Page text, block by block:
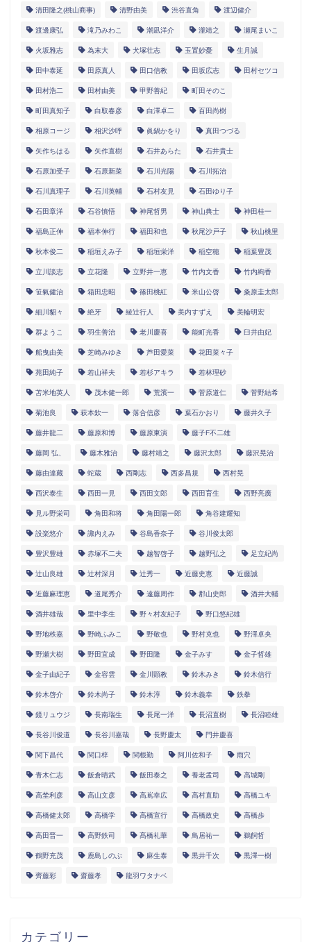
清田隆之(桃山商事) 清野由美 渋谷直角 渡辺健介
渡邊康弘 滝乃みわこ 潮凪洋介 瀧靖之 瀬尾まいこ
火坂雅志 為末大 犬塚壮志 玉置妙憂 生月誠
田中泰延 田原真人 田口信教 田坂広志 田村セツコ
田村浩二 田村由美 甲野善紀 町田そのこ
町田真知子 白取春彦 白澤卓二 百田尚樹
相原コージ 相沢沙呼 眞鍋かをり 真田つづる
矢作ちはる 矢作直樹 石井あらた 石井貴士
石原加受子 石原新菜 石川光陽 石川拓治
石川真理子 石川英輔 石村友見 石田ゆり子
石田章洋 石谷慎悟 神尾哲男 神山典士 神田桂一
福島正伸 福本伸行 福田和也 秋尾沙戸子 秋山桃里
秋本俊二 稲垣えみ子 稲垣栄洋 稲空穂 稲葉豊茂
立川談志 立花隆 立野井一恵 竹内文香 竹内絢香
笹氣健治 箱田忠昭 篠田桃紅 米山公啓 粂原圭太郎
細川貂々 絶牙 綾辻行人 美内すずえ 美輪明宏
群ようこ 羽生善治 老川慶喜 能町光香 臼井由妃
船曳由美 芝崎みゆき 芦田愛菜 花田菜々子
苑田純子 若山祥夫 若杉アキラ 若林理砂
苫米地英人 茂木健一郎 荒濱一 菅原道仁 菅野結希
菊池良 萩本欽一 落合信彦 葉石かおり 藤井久子
藤井龍二 藤原和博 藤原東演 藤子F不二雄
藤岡 弘、 藤木雅治 藤村靖之 藤沢太郎 藤沢晃治
藤由達藏 蛇蔵 西剛志 西多昌規 西村晃
西沢泰生 西田一見 西田文郎 西田育生 西野亮廣
見ル野栄司 角田和将 角田陽一郎 角谷建耀知
設楽悠介 諏内えみ 谷島香奈子 谷川俊太郎
豊沢豊雄 赤塚不二夫 越智啓子 越野弘之 足立紀尚
辻山良雄 辻村深月 辻秀一 近藤史恵 近藤誠
近藤麻理恵 道尾秀介 遠藤周作 郡山史郎 酒井大輔
酒井雄哉 里中李生 野々村友紀子 野口悠紀雄
野地秩嘉 野崎ふみこ 野敬也 野村克也 野澤卓央
野瀬大樹 野田宜成 野田隆 金子みすゞ 金子哲雄
金子由紀子 金容雲 金川顕教 鈴木みき 鈴木信行
鈴木啓介 鈴木尚子 鈴木淳 鈴木義幸 鉄拳
鏡リュウジ 長南瑞生 長尾一洋 長沼直樹 長沼睦雄
長谷川俊道 長谷川嘉哉 長野慶太 門井慶喜
関下昌代 関口梓 関根勤 阿川佐和子 雨穴
青木仁志 飯倉晴武 飯田泰之 養老孟司 高城剛
高埜利彦 高山文彦 高嶌幸広 高村直助 高橋ユキ
高橋健太郎 高橋学 高橋宣行 高橋政史 高橋歩
高田晋一 高野鉄司 髙橋礼華 鳥居祐一 鵜飼哲
鶴野充茂 鹿島しのぶ 麻生泰 黒井千次 黒澤一樹
齊藤彩 齋藤孝 龍羽ワタナベ
カテゴリー